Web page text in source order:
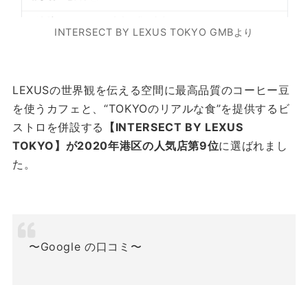
INTERSECT BY LEXUS TOKYO GMBより
LEXUSの世界観を伝える空間に最高品質のコーヒー豆
を使うカフェと、“TOKYOのリアルな食”を提供するビ
ストロを併設する
【INTERSECT BY LEXUS
TOKYO】が2020年港区の人気店第9位に選ばれまし
た。
〜Google の口コミ〜